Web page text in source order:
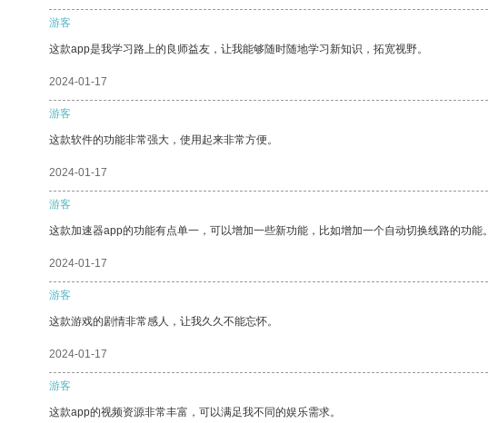
游客
这款app是我学习路上的良师益友，让我能够随时随地学习新知识，拓宽视野。
2024-01-17
游客
这款软件的功能非常强大，使用起来非常方便。
2024-01-17
游客
这款加速器app的功能有点单一，可以增加一些新功能，比如增加一个自动切换线路的功能。
2024-01-17
游客
这款游戏的剧情非常感人，让我久久不能忘怀。
2024-01-17
游客
这款app的视频资源非常丰富，可以满足我不同的娱乐需求。